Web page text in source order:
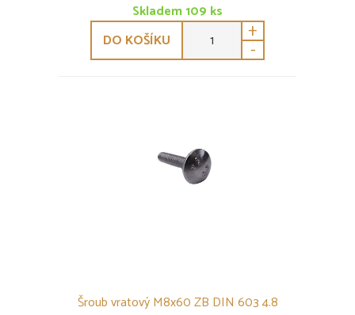
Skladem109 ks
DO KOŠÍKU
+
-
Šroub vratový M8x60 ZB DIN 603 4.8